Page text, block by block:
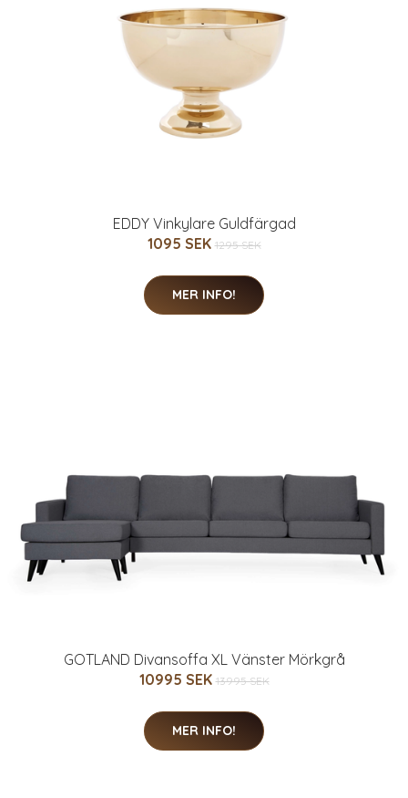
EDDY Vinkylare Guldfärgad
1095 SEK 1295 SEK
MER INFO!
GOTLAND Divansoffa XL Vänster Mörkgrå
10995 SEK 13995 SEK
MER INFO!